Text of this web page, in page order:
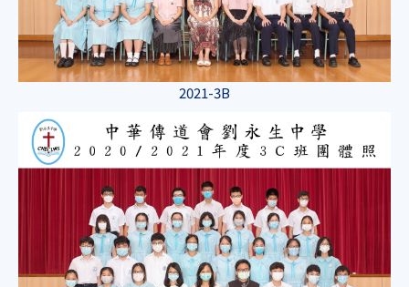
2021-3B